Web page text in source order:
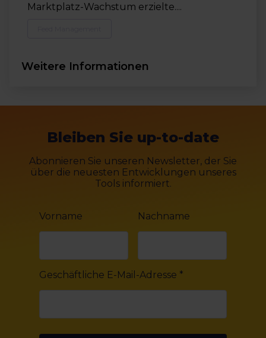
Marktplatz-Wachstum erzielte....
Weitere Informationen
Bleiben Sie up-to-date
Abonnieren Sie unseren Newsletter, der Sie
über die neuesten Entwicklungen unseres
Tools informiert.
Vorname Nachname
Geschäftliche E-Mail-Adresse *